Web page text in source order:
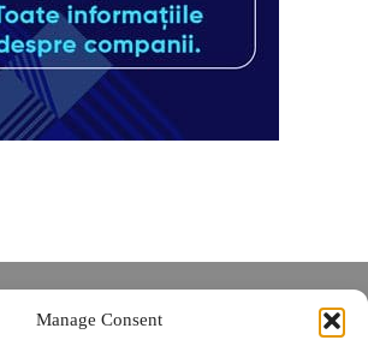
Manage Consent